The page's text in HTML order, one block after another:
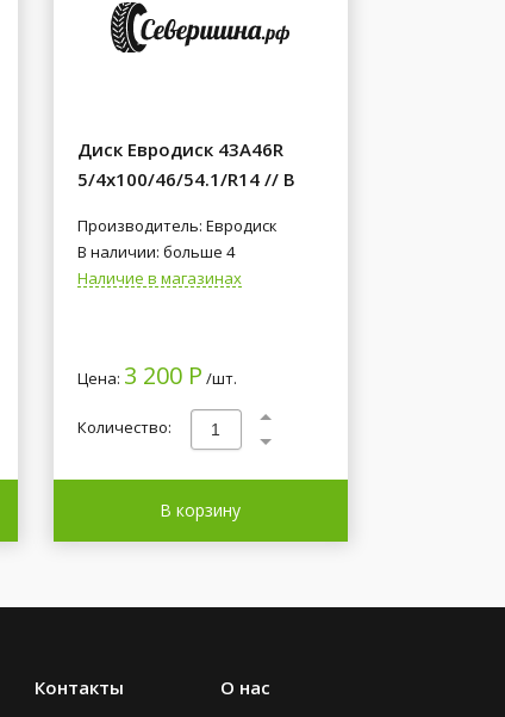
Диск Евродиск 43A46R
5/4x100/46/54.1/R14 // B
Производитель: Евродиск
В наличии: больше 4
Наличие в магазинах
Цена: 3 200 Р /шт.
Количество:
В корзину
Контакты О нас